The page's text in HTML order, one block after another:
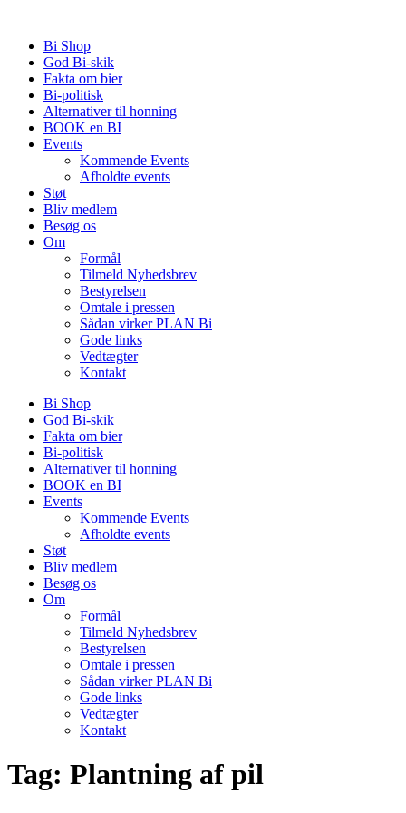
indholdBi Shop
God Bi-skik
Fakta om bier
Bi-politisk
Alternativer til honning
BOOK en BI
Events
Kommende Events
Afholdte events
Støt
Bliv medlem
Besøg os
Om
Formål
Tilmeld Nyhedsbrev
Bestyrelsen
Omtale i pressen
Sådan virker PLAN Bi
Gode links
Vedtægter
Kontakt
Bi Shop
God Bi-skik
Fakta om bier
Bi-politisk
Alternativer til honning
BOOK en BI
Events
Kommende Events
Afholdte events
Støt
Bliv medlem
Besøg os
Om
Formål
Tilmeld Nyhedsbrev
Bestyrelsen
Omtale i pressen
Sådan virker PLAN Bi
Gode links
Vedtægter
Kontakt
Tag: Plantning af pil